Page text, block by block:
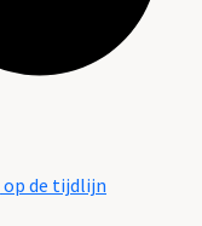
op de tijdlijn